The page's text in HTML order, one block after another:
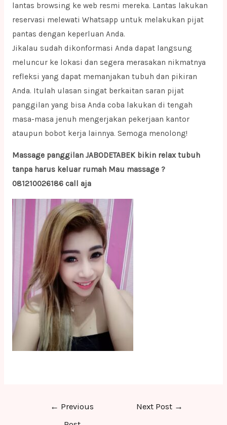
lantas browsing ke web resmi mereka. Lantas lakukan
reservasi melewati Whatsapp untuk melakukan pijat
pantas dengan keperluan Anda.
Jikalau sudah dikonformasi Anda dapat langsung
meluncur ke lokasi dan segera merasakan nikmatnya
refleksi yang dapat memanjakan tubuh dan pikiran
Anda. Itulah ulasan singat berkaitan saran pijat
panggilan yang bisa Anda coba lakukan di tengah
masa-masa jenuh mengerjakan pekerjaan kantor
ataupun bobot kerja lainnya. Semoga menolong!
Massage panggilan JABODETABEK bikin relax tubuh
tanpa harus keluar rumah Mau massage ?
081210026186 call aja
← Previous
Next Post →